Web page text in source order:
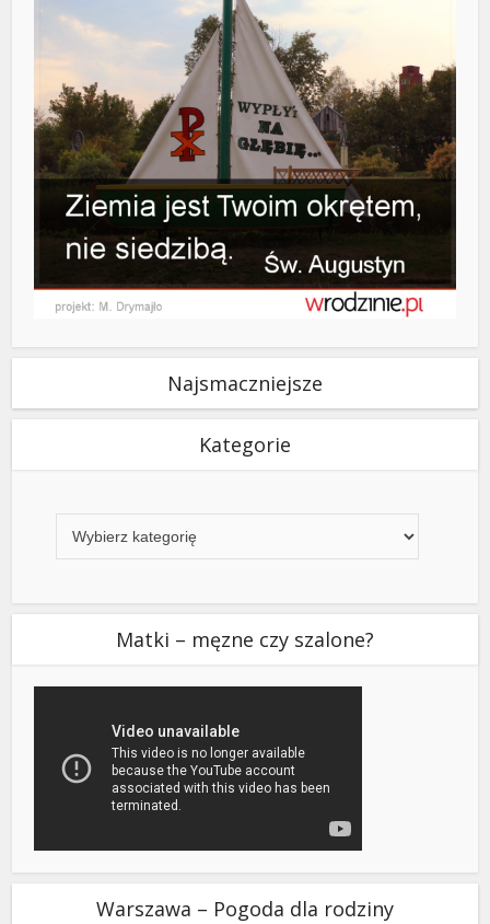
Najsmaczniejsze
Kategorie
Matki – męzne czy szalone?
Warszawa – Pogoda dla rodziny